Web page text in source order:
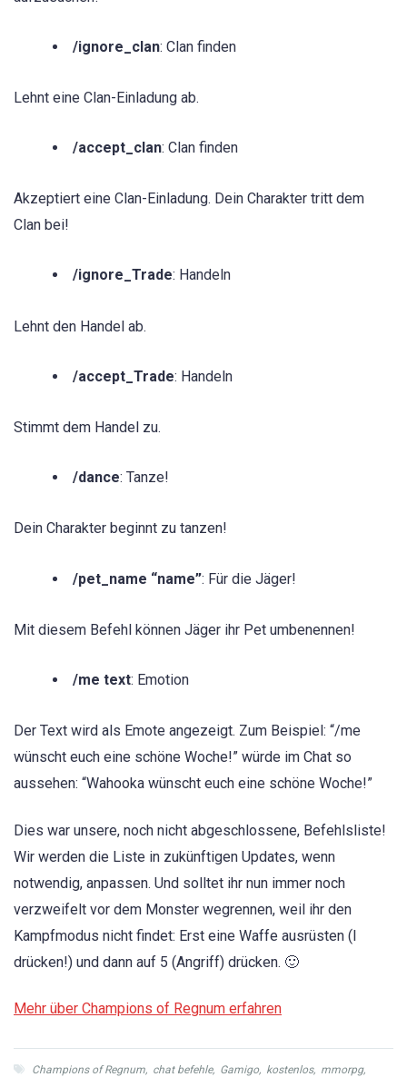
/ignore_clan: Clan finden
Lehnt eine Clan-Einladung ab.
/accept_clan: Clan finden
Akzeptiert eine Clan-Einladung. Dein Charakter tritt dem
Clan bei!
/ignore_Trade: Handeln
Lehnt den Handel ab.
/accept_Trade: Handeln
Stimmt dem Handel zu.
/dance: Tanze!
Dein Charakter beginnt zu tanzen!
/pet_name “name”: Für die Jäger!
Mit diesem Befehl können Jäger ihr Pet umbenennen!
/me text: Emotion
Der Text wird als Emote angezeigt. Zum Beispiel: “/me
wünscht euch eine schöne Woche!” würde im Chat so
aussehen: “Wahooka wünscht euch eine schöne Woche!”
Dies war unsere, noch nicht abgeschlossene, Befehlsliste!
Wir werden die Liste in zukünftigen Updates, wenn
notwendig, anpassen. Und solltet ihr nun immer noch
verzweifelt vor dem Monster wegrennen, weil ihr den
Kampfmodus nicht findet: Erst eine Waffe ausrüsten (I
drücken!) und dann auf 5 (Angriff) drücken. 🙂
Mehr über Champions of Regnum erfahren
Champions of Regnum, chat befehle, Gamigo, kostenlos, mmorpg,